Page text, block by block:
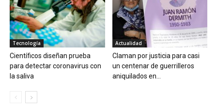
Tecnología
Científicos diseñan prueba
para detectar coronavirus con
la saliva
Actualidad
Claman por justicia para casi
un centenar de guerrilleros
aniquilados en...